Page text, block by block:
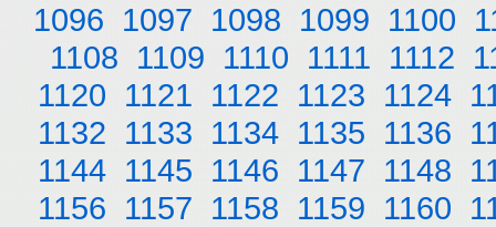
1096 1097 1098 1099 1100
1108 1109 1110 1111 1112
1120 1121 1122 1123 1124
1132 1133 1134 1135 1136
1144 1145 1146 1147 1148
1156 1157 1158 1159 1160